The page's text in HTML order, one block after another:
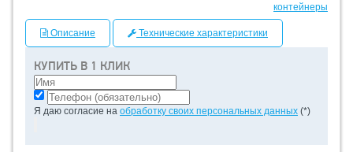
КУПИТЬ В 1 КЛИК
Я даю согласие на обработку своих персональных данных (*)
контейнеры
Описание Технические характеристики